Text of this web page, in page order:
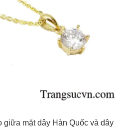
giữa mặt dây Hàn Quốc và dây